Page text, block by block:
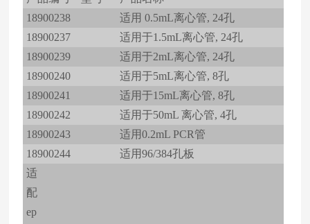
18900238
适用 0.5mL离心管, 24孔
18900237
适用于1.5mL离心管, 24孔
18900239
适用于2mL离心管, 24孔
18900240
适用于5mL离心管, 8孔
18900241
适用于15mL离心管, 8孔
18900242
适用于50mL 离心管, 4孔
18900243
适用0.2mL PCR管
18900244
适用96/384孔板
适
配
ep